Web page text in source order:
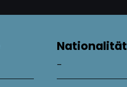
Nationalität
–